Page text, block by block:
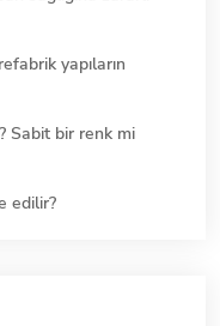
yapıların
Sabit bir renk mi
edilir?